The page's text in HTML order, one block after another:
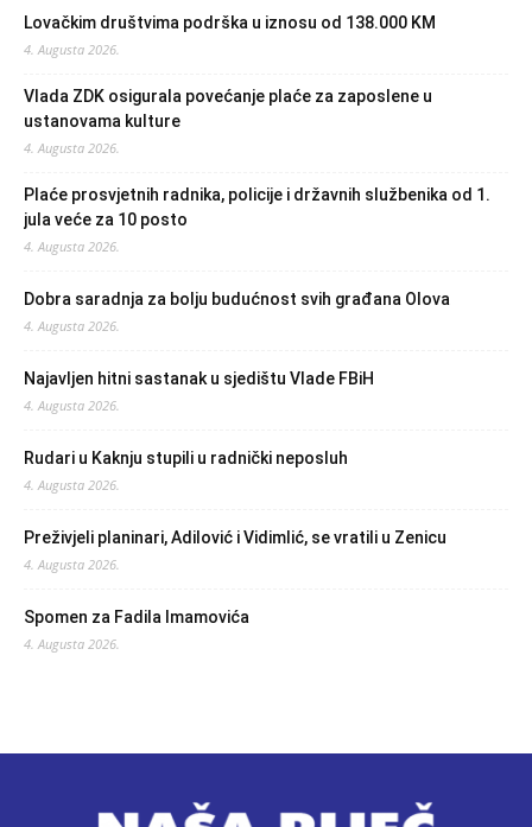
Lovačkim društvima podrška u iznosu od 138.000 KM
4. Augusta 2026.
Vlada ZDK osigurala povećanje plaće za zaposlene u
ustanovama kulture
4. Augusta 2026.
Plaće prosvjetnih radnika, policije i državnih službenika od 1.
jula veće za 10 posto
4. Augusta 2026.
Dobra saradnja za bolju budućnost svih građana Olova
4. Augusta 2026.
Najavljen hitni sastanak u sjedištu Vlade FBiH
4. Augusta 2026.
Rudari u Kaknju stupili u radnički neposluh
4. Augusta 2026.
Preživjeli planinari, Adilović i Vidimlić, se vratili u Zenicu
4. Augusta 2026.
Spomen za Fadila Imamovića
4. Augusta 2026.